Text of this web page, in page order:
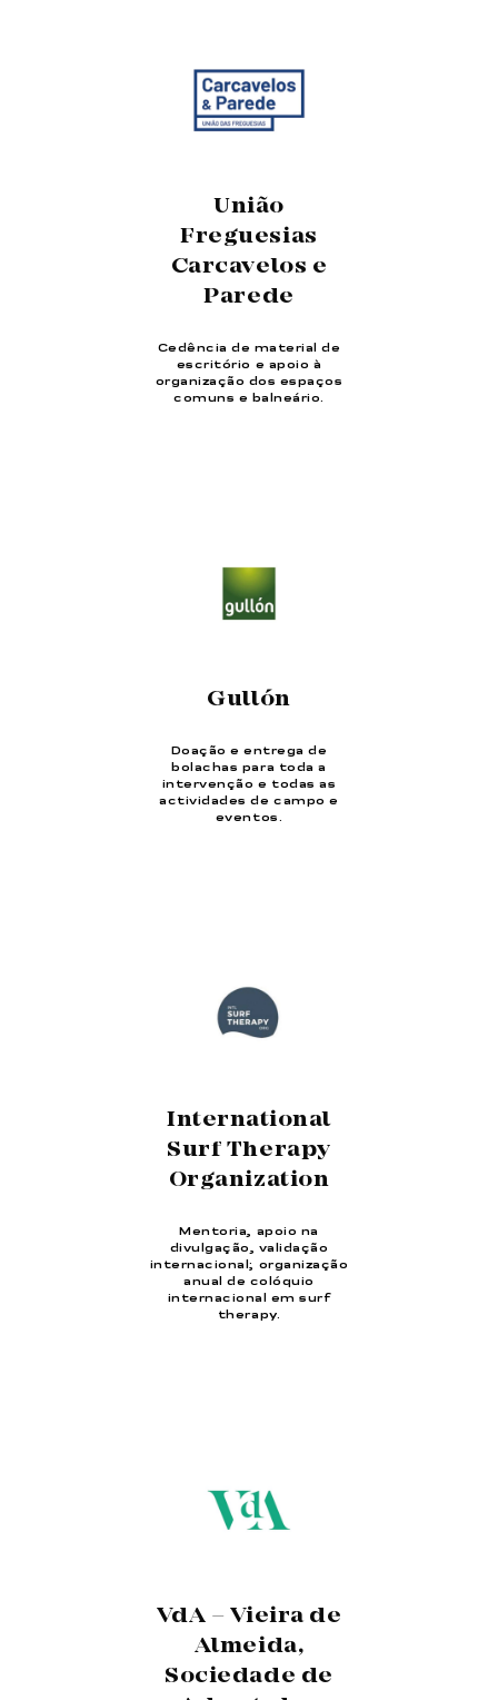
União
Freguesias
Carcavelos e
Parede
Cedência de material de
escritório e apoio à
organização dos espaços
comuns e balneário.
Gullón
Doação e entrega de
bolachas para toda a
intervenção e todas as
actividades de campo e
eventos.
International
Surf Therapy
Organization
Mentoria, apoio na
divulgação, validação
internacional; organização
anual de colóquio
internacional em surf
therapy.
VdA – Vieira de
Almeida,
Sociedade de